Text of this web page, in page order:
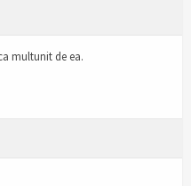
multunit de ea.